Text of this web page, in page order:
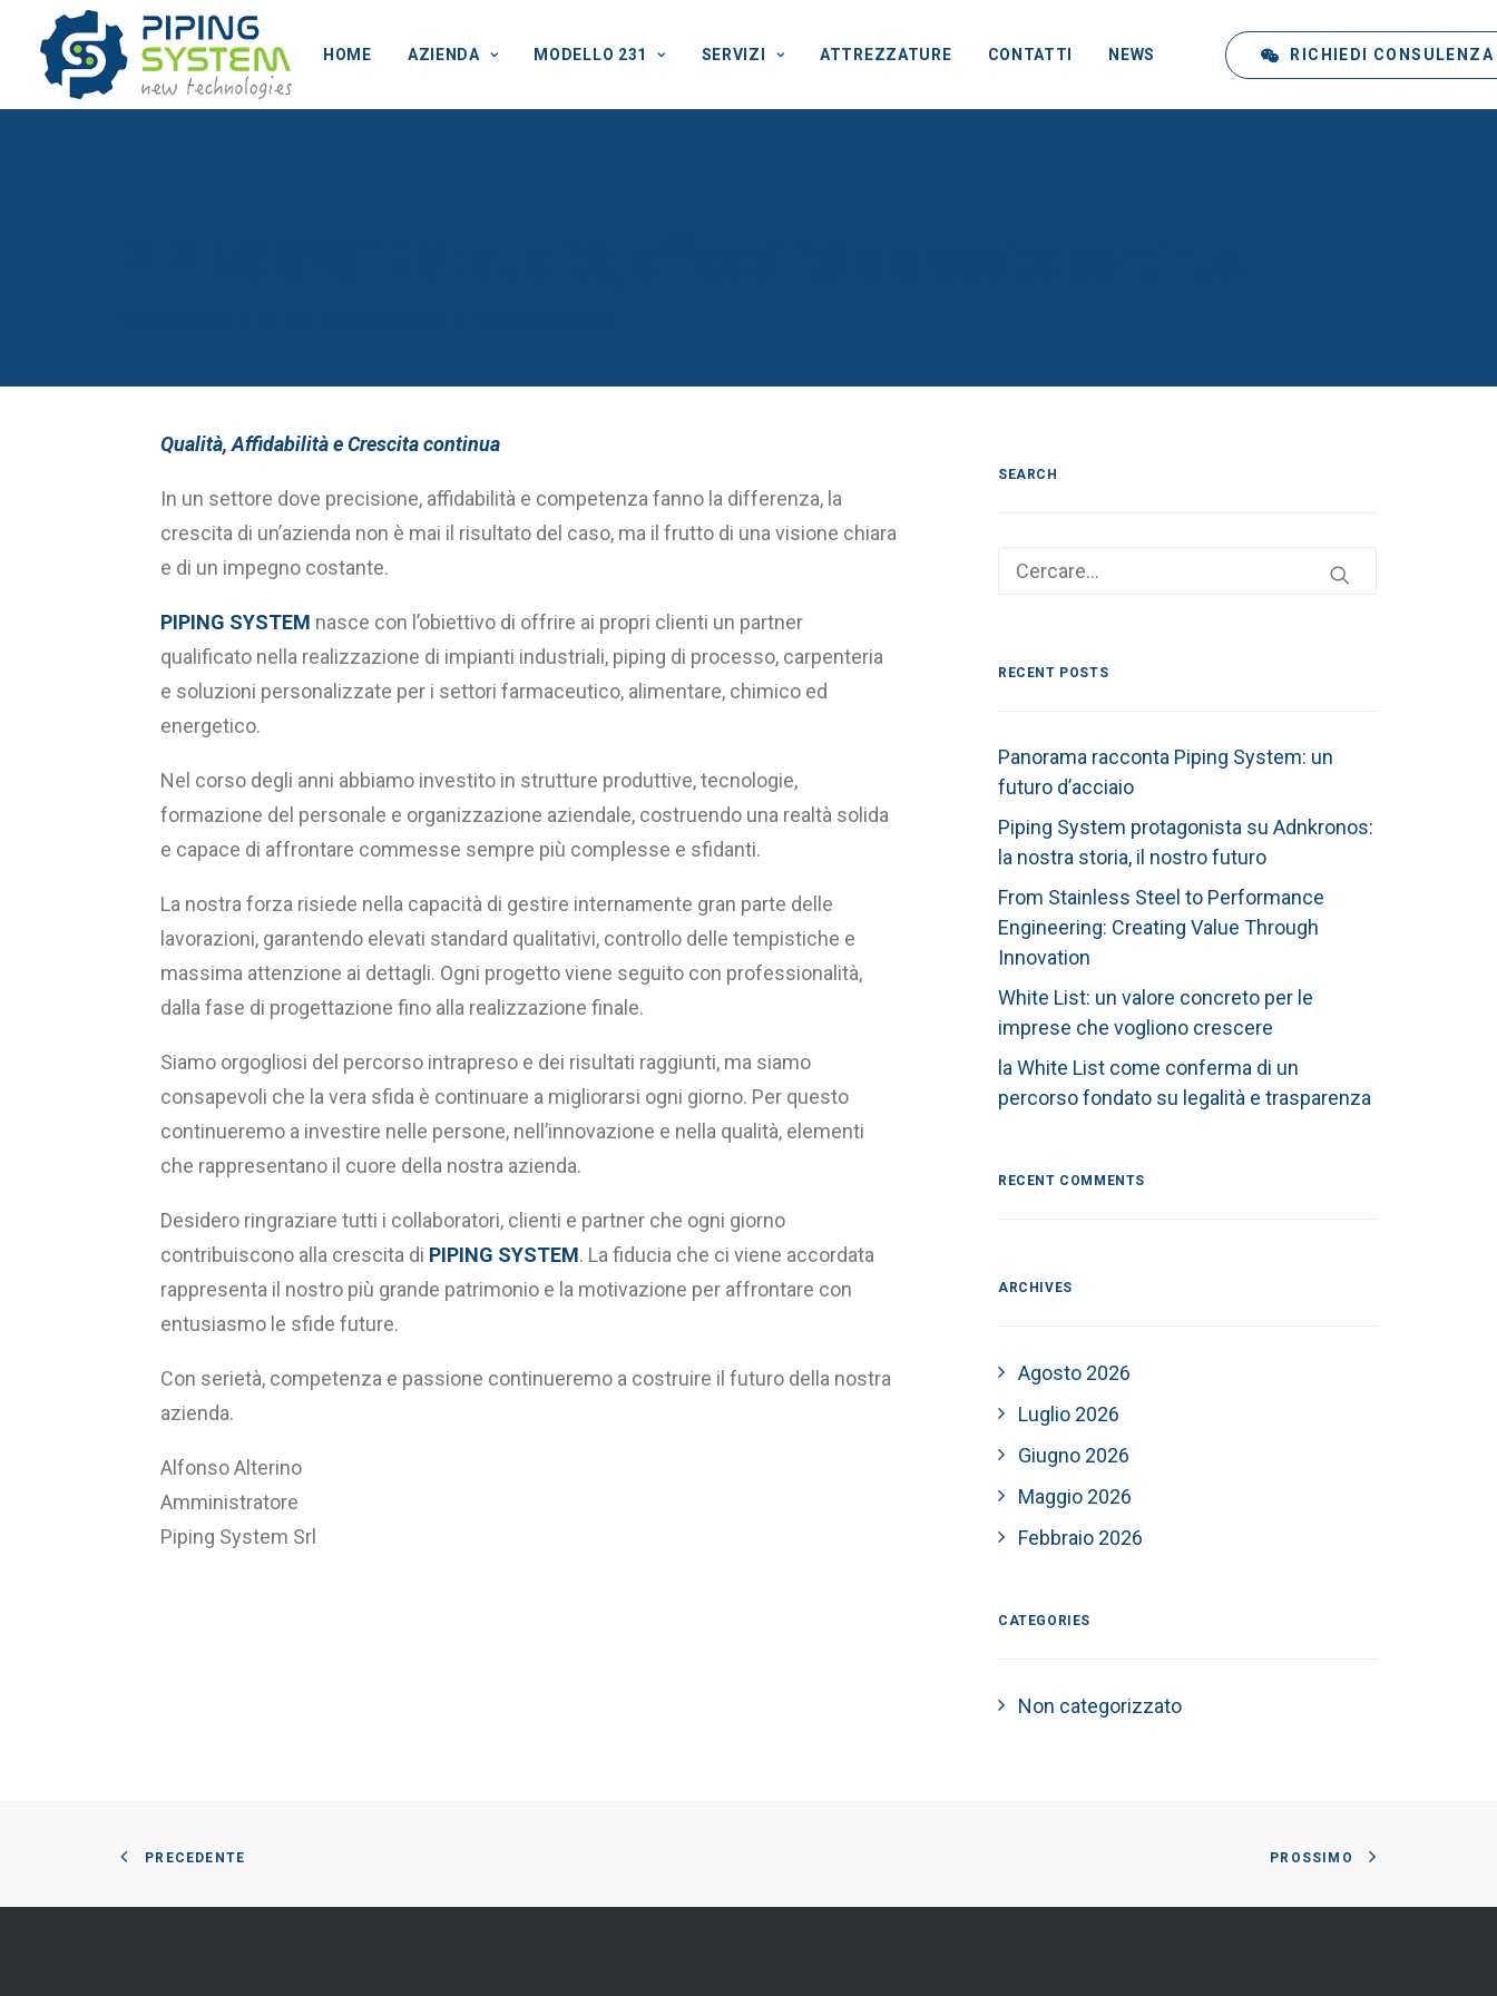
HOME AZIENDA MODELLO 231 SERVIZI ATTREZZATURE CONTATTI NEWS RICHIEDI CONSULENZA
Qualità, Affidabilità e Crescita continua
In un settore dove precisione, affidabilità e competenza fanno la differenza, la
crescita di un’azienda non è mai il risultato del caso, ma il frutto di una visione chiara
e di un impegno costante.
PIPING SYSTEM nasce con l’obiettivo di offrire ai propri clienti un partner
qualificato nella realizzazione di impianti industriali, piping di processo, carpenteria
e soluzioni personalizzate per i settori farmaceutico, alimentare, chimico ed
energetico.
Nel corso degli anni abbiamo investito in strutture produttive, tecnologie,
formazione del personale e organizzazione aziendale, costruendo una realtà solida
e capace di affrontare commesse sempre più complesse e sfidanti.
La nostra forza risiede nella capacità di gestire internamente gran parte delle
lavorazioni, garantendo elevati standard qualitativi, controllo delle tempistiche e
massima attenzione ai dettagli. Ogni progetto viene seguito con professionalità,
dalla fase di progettazione fino alla realizzazione finale.
Siamo orgogliosi del percorso intrapreso e dei risultati raggiunti, ma siamo
consapevoli che la vera sfida è continuare a migliorarsi ogni giorno. Per questo
continueremo a investire nelle persone, nell’innovazione e nella qualità, elementi
che rappresentano il cuore della nostra azienda.
Desidero ringraziare tutti i collaboratori, clienti e partner che ogni giorno
contribuiscono alla crescita di PIPING SYSTEM. La fiducia che ci viene accordata
rappresenta il nostro più grande patrimonio e la motivazione per affrontare con
entusiasmo le sfide future.
Con serietà, competenza e passione continueremo a costruire il futuro della nostra
azienda.
Alfonso Alterino
Amministratore
Piping System Srl
SEARCH
RECENT POSTS
Panorama racconta Piping System: un
futuro d’acciaio
Piping System protagonista su Adnkronos:
la nostra storia, il nostro futuro
From Stainless Steel to Performance
Engineering: Creating Value Through
Innovation
White List: un valore concreto per le
imprese che vogliono crescere
la White List come conferma di un
percorso fondato su legalità e trasparenza
RECENT COMMENTS
ARCHIVES
Agosto 2026
Luglio 2026
Giugno 2026
Maggio 2026
Febbraio 2026
CATEGORIES
Non categorizzato
PRECEDENTE PROSSIMO